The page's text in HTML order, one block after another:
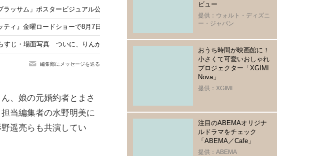
ラッサム」ポスタービジュアル公開 タイトル映像は奥山大史が監督
ティ』金曜ロードショーで8月7日21時から放送 声優キャストとあらすじをチェック！
すじ・場面写真 ついに、りんが新潟から帰ってくる日がやってくる…8月10日放送
編集部にメッセージを送る
、娘の元婚約者とまさ
当編集者の水野明美に
遥亮らも共演してい
ビュー
提供：ウォルト・ディズニ
ー・ジャパン
おうち時間が映画館に！
小さくて可愛いおしゃれ
プロジェクター「XGIMI
Nova」
提供：XGIMI
注目のABEMAオリジナ
ルドラマをチェック
「ABEMA／Cafe」
提供：ABEMA